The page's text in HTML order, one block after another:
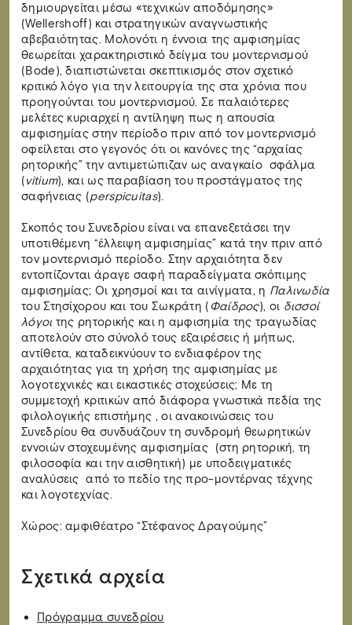
δημιουργείται μέσω «τεχνικών αποδόμησης»
(Wellershoff) και στρατηγικών αναγνωστικής
αβεβαιότητας. Μολονότι η έννοια της αμφισημίας
θεωρείται χαρακτηριστικό δείγμα του μοντερνισμού
(Bode), διαπιστώνεται σκεπτικισμός στον σχετικό
κριτικό λόγο για την λειτουργία της στα χρόνια που
προηγούνται του μοντερνισμού. Σε παλαιότερες
μελέτες κυριαρχεί η αντίληψη πως η απουσία
αμφισημίας στην περίοδο πριν από τον μοντερνισμό
οφείλεται στο γεγονός ότι οι κανόνες της “αρχαίας
ρητορικής” την αντιμετώπιζαν ως αναγκαίο σφάλμα
(vitium), και ως παραβίαση του προστάγματος της
σαφήνειας (perspicuitas).
Σκοπός του Συνεδρίου είναι να επανεξετάσει την
υποτιθέμενη “έλλειψη αμφισημίας” κατά την πριν από
τον μοντερνισμό περίοδο. Στην αρχαιότητα δεν
εντοπίζονται άραγε σαφή παραδείγματα σκόπιμης
αμφισημίας; Οι χρησμοί και τα αινίγματα, η Παλινωδία
του Στησίχορου και του Σωκράτη ( Φαίδρος), οι δισσοί
λόγοι της ρητορικής και η αμφισημία της τραγωδίας
αποτελούν στο σύνολό τους εξαιρέσεις ή μήπως,
αντίθετα, καταδεικνύουν το ενδιαφέρον της
αρχαιότητας για τη χρήση της αμφισημίας με
λογοτεχνικές και εικαστικές στοχεύσεις; Με τη
συμμετοχή κριτικών από διάφορα γνωστικά πεδία της
φιλολογικής επιστήμης , οι ανακοινώσεις του
Συνεδρίου θα συνδυάζουν τη συνδρομή θεωρητικών
εννοιών στοχευμένης αμφισημίας (στη ρητορική, τη
φιλοσοφία και την αισθητική) με υποδειγματικές
αναλύσεις από το πεδίο της προ-μοντέρνας τέχνης
και λογοτεχνίας.
Χώρος: αμφιθέατρο “Στέφανος Δραγούμης”
Σχετικά αρχεία
Πρόγραμμα συνεδρίου